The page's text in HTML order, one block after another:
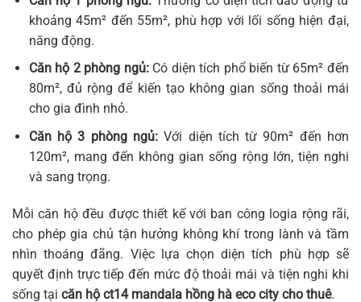
khoảng 45m² đến 55m², phù hợp với lối sống hiện đại,
năng động.
Căn hộ 2 phòng ngủ:Có diện tích phổ biến từ 65m² đến
80m², đủ rộng để kiến tạo không gian sống thoải mái
cho gia đình nhỏ.
Căn hộ 3 phòng ngủ:Với diện tích từ 90m² đến hơn
120m², mang đến không gian sống rộng lớn, tiện nghi
và sang trọng.
Mỗi căn hộ đều được thiết kế với ban công logia rộng rãi,
cho phép gia chủ tận hưởng không khí trong lành và tầm
nhìn thoáng đãng. Việc lựa chọn diện tích phù hợp sẽ
quyết định trực tiếp đến mức độ thoải mái và tiện nghi khi
sống tại căn hộ ct14 mandala hồng hà eco city cho thuê.